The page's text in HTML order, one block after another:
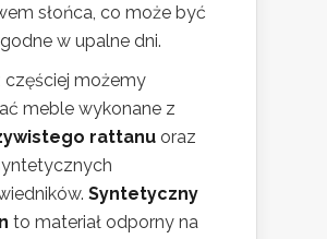
słońca, co może być
w upalne dni.
częściej możemy
meble wykonane z
rattanu oraz
Syntetyczny
to materiał odporny na